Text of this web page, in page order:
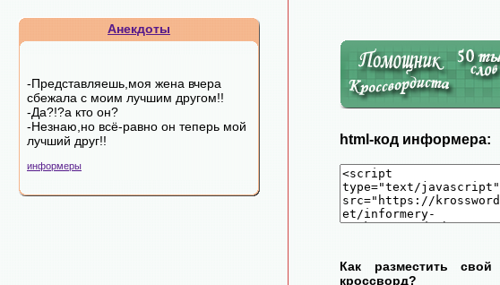
Анекдоты
-Представляешь,моя жена вчера
сбежала с моим лучшим другом!!
-Да?!?а кто он?
-Незнаю,но всё-равно он теперь мой
лучший друг!!
информеры
html-код информера:
Как разместить
кроссворд?